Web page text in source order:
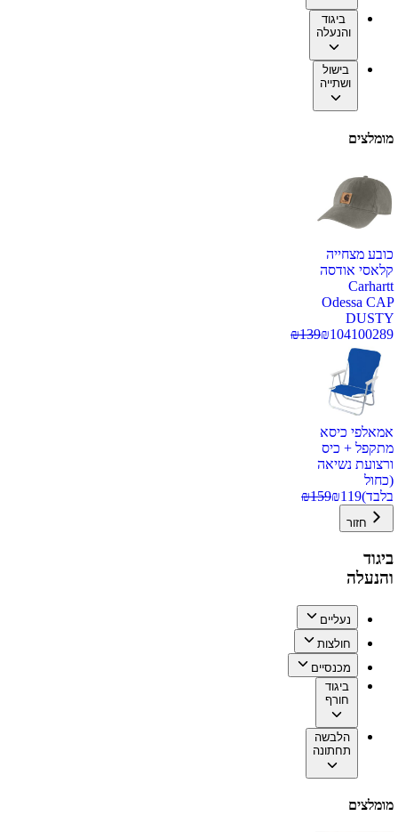
ביגוד
והנעלה
בישול
ושתייה
מומלצים
כובע מצחייה
קלאסי אודסה
Carhartt
Odessa CAP
DUSTY
100289
₪104
₪139
אמאלפי כיסא
מתקפל + כיס
ורצועת נשיאה
(כחול
בלבד)
₪119
₪159
חזור
ביגוד
והנעלה
נעליים
חולצות
מכנסיים
ביגוד
חורף
הלבשה
תחתונה
מומלצים